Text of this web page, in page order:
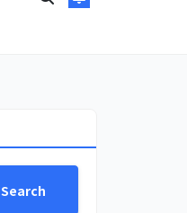
Search